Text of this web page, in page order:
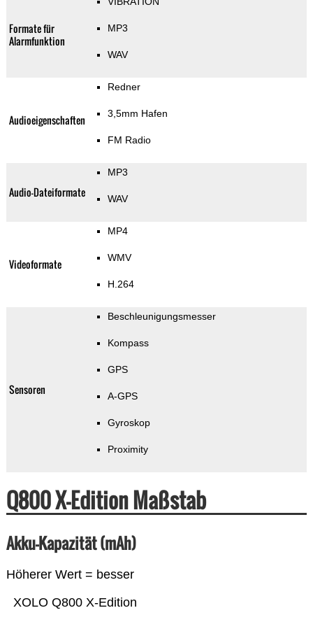
Formate für
Alarmfunktion
MP3
WAV
Audioeigenschaften
Redner
3,5mm Hafen
FM Radio
Audio-Dateiformate
MP3
WAV
Videoformate
MP4
WMV
H.264
Sensoren
Beschleunigungsmesser
Kompass
GPS
A-GPS
Gyroskop
Proximity
Q800 X-Edition Maßstab
Akku-Kapazität (mAh)
Höherer Wert = besser
XOLO Q800 X-Edition